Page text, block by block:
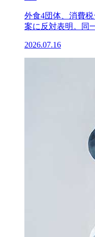
外食4団体、消費
案に反対表明。同
2026.07.16